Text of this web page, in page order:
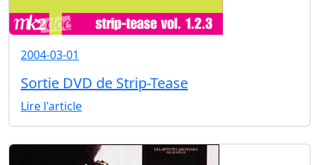
2004-03-01
Sortie DVD de Strip-Tease
Lire l'article